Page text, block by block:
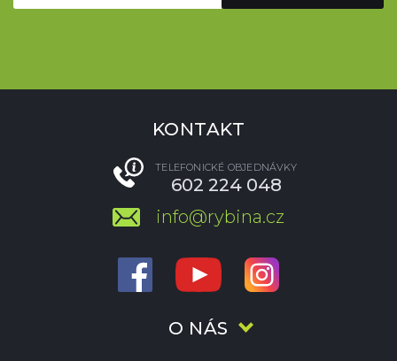
O NÁS
KONTAKT
TELEFONICKÉ OBJEDNÁVKY
602 224 048
info@rybina.cz